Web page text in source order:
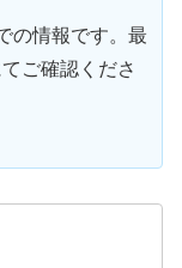
の情報です。最
ご確認くださ